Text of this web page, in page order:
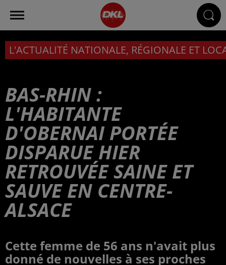
L'ACTUALITÉ NATIONALE, RÉGIONALE ET
BAS-RHIN :
L'HABITANTE
D'OBERNAI PORTÉE
DISPARUE HIER
RETROUVÉE SAINE ET
SAUVE EN CENTRE-
ALSACE
Cette femme de 56 ans n'avait plus
donné de nouvelles à ses proches